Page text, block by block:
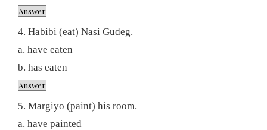
Habibi (eat) Nasi Gudeg.
a. have eaten
b. has eaten
Margiyo (paint) his room.
a. have painted